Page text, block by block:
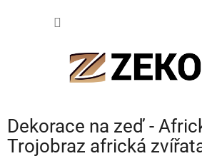
Dekorace na zeď -
Trojobraz africká